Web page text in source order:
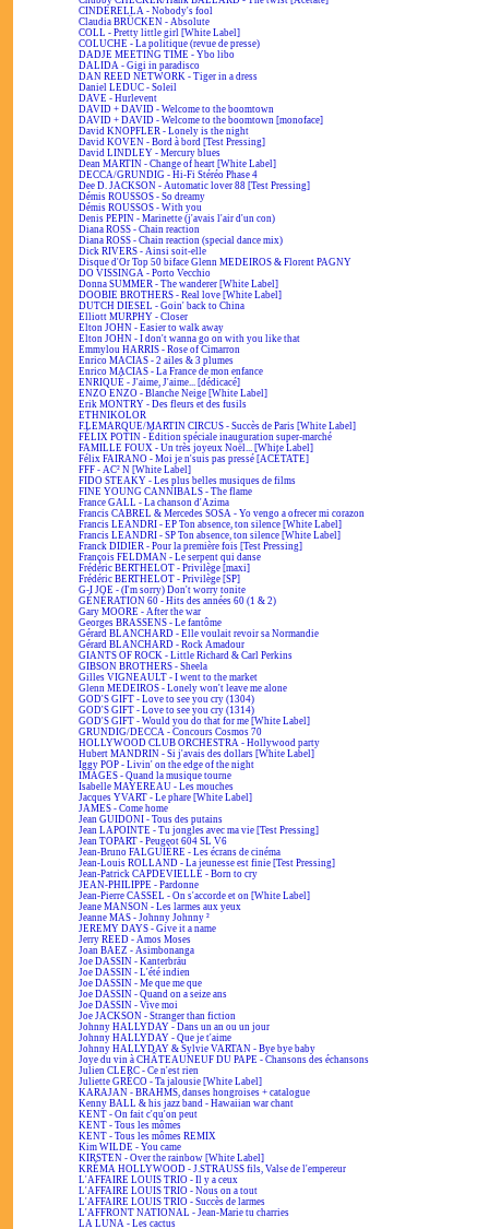
CINDERELLA - Nobody's fool
Claudia BRÜCKEN - Absolute
COLL - Pretty little girl [White Label]
COLUCHE - La politique (revue de presse)
DADJE MEETING TIME - Ybo libo
DALIDA - Gigi in paradisco
DAN REED NETWORK - Tiger in a dress
Daniel LEDUC - Soleil
DAVE - Hurlevent
DAVID + DAVID - Welcome to the boomtown
DAVID + DAVID - Welcome to the boomtown [monoface]
David KNOPFLER - Lonely is the night
David KOVEN - Bord à bord [Test Pressing]
David LINDLEY - Mercury blues
Dean MARTIN - Change of heart [White Label]
DECCA/GRUNDIG - Hi-Fi Stéréo Phase 4
Dee D. JACKSON - Automatic lover 88 [Test Pressing]
Démis ROUSSOS - So dreamy
Démis ROUSSOS - With you
Denis PEPIN - Marinette (j'avais l'air d'un con)
Diana ROSS - Chain reaction
Diana ROSS - Chain reaction (special dance mix)
Dick RIVERS - Ainsi soit-elle
Disque d'Or Top 50 biface Glenn MEDEIROS & Florent PAGNY
DO VISSINGA - Porto Vecchio
Donna SUMMER - The wanderer [White Label]
DOOBIE BROTHERS - Real love [White Label]
DUTCH DIESEL - Goin' back to China
Elliott MURPHY - Closer
Elton JOHN - Easier to walk away
Elton JOHN - I don't wanna go on with you like that
Emmylou HARRIS - Rose of Cimarron
Enrico MACIAS - 2 ailes & 3 plumes
Enrico MACIAS - La France de mon enfance
ENRIQUÉ - J'aime, J'aime... [dédicacé]
ENZO ENZO - Blanche Neige [White Label]
Erik MONTRY - Des fleurs et des fusils
ETHNIKOLOR
F.LEMARQUE/MARTIN CIRCUS - Succès de Paris [White Label]
FÉLIX POTIN - Édition spéciale inauguration super-marché
FAMILLE FOUX - Un très joyeux Noël... [White Label]
Félix FAIRANO - Moi je n'suis pas pressé [ACÉTATE]
FFF - AC² N [White Label]
FIDO STEAKY - Les plus belles musiques de films
FINE YOUNG CANNIBALS - The flame
France GALL - La chanson d'Azima
Francis CABREL & Mercedes SOSA - Yo vengo a ofrecer mi corazon
Francis LEANDRI - EP Ton absence, ton silence [White Label]
Francis LEANDRI - SP Ton absence, ton silence [White Label]
Franck DIDIER - Pour la première fois [Test Pressing]
François FELDMAN - Le serpent qui danse
Frédéric BERTHELOT - Privilège [maxi]
Frédéric BERTHELOT - Privilège [SP]
G-I JOE - (I'm sorry) Don't worry tonite
GÉNÉRATION 60 - Hits des années 60 (1 & 2)
Gary MOORE - After the war
Georges BRASSENS - Le fantôme
Gérard BLANCHARD - Elle voulait revoir sa Normandie
Gérard BLANCHARD - Rock Amadour
GIANTS OF ROCK - Little Richard & Carl Perkins
GIBSON BROTHERS - Sheela
Gilles VIGNEAULT - I went to the market
Glenn MEDEIROS - Lonely won't leave me alone
GOD'S GIFT - Love to see you cry (1304)
GOD'S GIFT - Love to see you cry (1314)
GOD'S GIFT - Would you do that for me [White Label]
GRUNDIG/DECCA - Concours Cosmos 70
HOLLYWOOD CLUB ORCHESTRA - Hollywood party
Hubert MANDRIN - Si j'avais des dollars [White Label]
Iggy POP - Livin' on the edge of the night
IMAGES - Quand la musique tourne
Isabelle MAYEREAU - Les mouches
Jacques YVART - Le phare [White Label]
JAMES - Come home
Jean GUIDONI - Tous des putains
Jean LAPOINTE - Tu jongles avec ma vie [Test Pressing]
Jean TOPART - Peugeot 604 SL V6
Jean-Bruno FALGUIÈRE - Les écrans de cinéma
Jean-Louis ROLLAND - La jeunesse est finie [Test Pressing]
Jean-Patrick CAPDEVIELLE - Born to cry
JEAN-PHILIPPE - Pardonne
Jean-Pierre CASSEL - On s'accorde et on [White Label]
Jeane MANSON - Les larmes aux yeux
Jeanne MAS - Johnny Johnny ²
JEREMY DAYS - Give it a name
Jerry REED - Amos Moses
Joan BAEZ - Asimbonanga
Joe DASSIN - Kanterbräu
Joe DASSIN - L'été indien
Joe DASSIN - Me que me que
Joe DASSIN - Quand on a seize ans
Joe DASSIN - Vive moi
Joe JACKSON - Stranger than fiction
Johnny HALLYDAY - Dans un an ou un jour
Johnny HALLYDAY - Que je t'aime
Johnny HALLYDAY & Sylvie VARTAN - Bye bye baby
Joye du vin à CHÂTEAUNEUF DU PAPE - Chansons des échansons
Julien CLERC - Ce n'est rien
Juliette GRÉCO - Ta jalousie [White Label]
KARAJAN - BRAHMS, danses hongroises + catalogue
Kenny BALL & his jazz band - Hawaiian war chant
KENT - On fait c'qu'on peut
KENT - Tous les mômes
KENT - Tous les mômes REMIX
Kim WILDE - You came
KIRSTEN - Over the rainbow [White Label]
KRÉMA HOLLYWOOD - J.STRAUSS fils, Valse de l'empereur
L'AFFAIRE LOUIS TRIO - Il y a ceux
L'AFFAIRE LOUIS TRIO - Nous on a tout
L'AFFAIRE LOUIS TRIO - Succès de larmes
L'AFFRONT NATIONAL - Jean-Marie tu charries
LA LUNA - Les cactus